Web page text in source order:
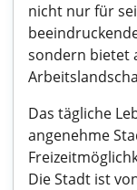
nicht nur für
sondern bietet
Das tägliche
angenehme
Die Stadt ist